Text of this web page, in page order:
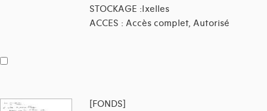
STOCKAGE :Ixelles
ACCES : Accès complet, Autorisé
[FONDS]